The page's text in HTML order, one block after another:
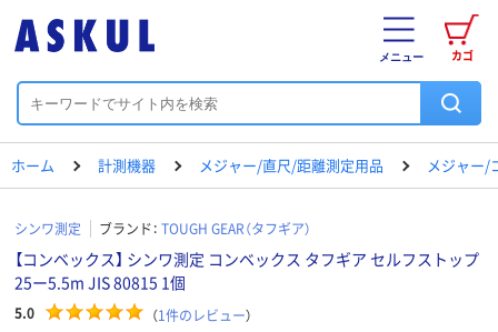
カゴ
メニュー
ホーム 計測機器 メジャー/直尺/距離測定用品 メジャー/
シンワ測定 ブランド： TOUGH GEAR（タフギア）
【コンベックス】 シンワ測定 コンベックス タフギア セルフストップ
25ー5.5m JIS 80815 1個
5.0 （1件のレビュー）